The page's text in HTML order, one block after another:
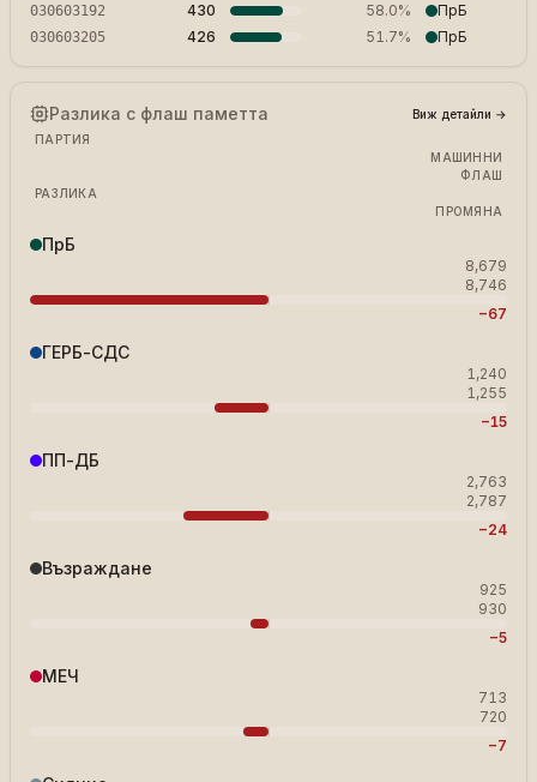
030603192 II OУ Никола Йонков Вапцаров , ж.к. Възраждане II м.р.
430 58.0% ПрБ
030603205 II OУ Никола Йонков Вапцаров , ж.к. Възраждане II м.р.
426 51.7% ПрБ
Разлика с флаш паметта Виж детайли →
ПАРТИЯ
МАШИННИ
ФЛАШ
РАЗЛИКА
ПРОМЯНА
ПрБ
8,679
8,746
−67
ГЕРБ-СДС
1,240
1,255
−15
ПП-ДБ
2,763
2,787
−24
Възраждане
925
930
−5
МЕЧ
713
720
−7